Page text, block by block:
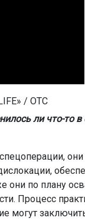
/ ОТС
ли что-то в
они
они по плану
Процесс
могут